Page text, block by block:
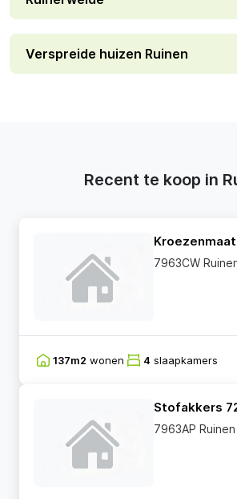
Verspreide huizen Ruinen
Recent te koop in
7963CW
137m2 wonen 4 slaapkamers
Stofakkers
7963AP Ruinen